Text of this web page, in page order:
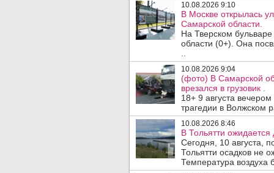
10.08.2026 9:10
В Москве открылась
Самарской области.
На Тверском
области (0+). Она
10.08.2026 9:04
(фото) В Самарской
врезался в грузовик .
18+ 9 августа
трагедии в Волжском
10.08.2026 8:46
В Тольятти ожидается
Сегодня, 10 августа,
Тольятти осадков не
Температура воздуха